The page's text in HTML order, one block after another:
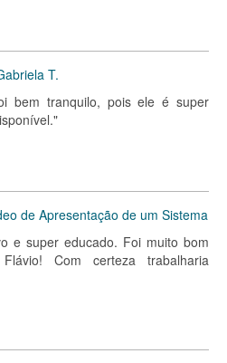
T.
bem tranquilo, pois ele é super
de Apresentação de um Sistema
e super educado. Foi muito bom
Com certeza trabalharia